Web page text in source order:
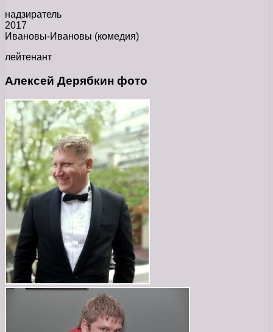
надзиратель
2017
Ивановы-Ивановы (комедия)
лейтенант
Алексей Дерябкин фото